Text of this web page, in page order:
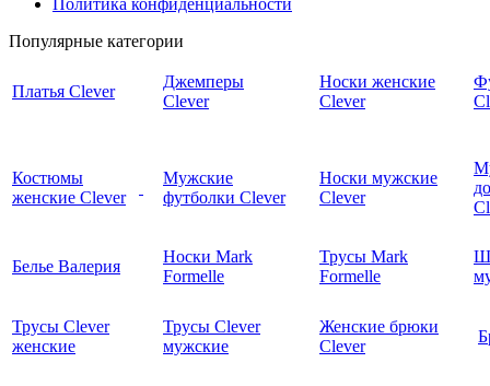
Политика конфиденциальности
Популярные категории
Платья Clever
Джемперы
Clever
Носки женские
Clever
Костюмы
женские Clever
Мужские
футболки Clever
Носки мужские
Clever
Белье Валерия
Носки Mark
Formelle
Трусы Mark
Formelle
Трусы Clever
женские
Трусы Clever
мужские
Женские брюки
Clever